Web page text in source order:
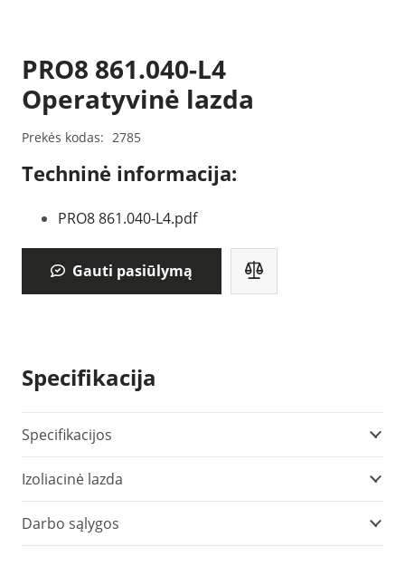
PRO8 861.040-L4
Operatyvinė lazda
Prekės kodas: 2785
Techninė informacija:
PRO8 861.040-L4.pdf
Gauti pasiūlymą
Specifikacija
Specifikacijos
Izoliacinė lazda
Darbo sąlygos